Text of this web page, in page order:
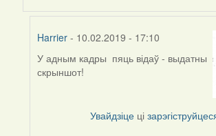
Harrier- 10.02.2019 - 17:10
In
reply
У адным кадры пяць відаў - выдатны
скрыншот!
Увайдзіце ці